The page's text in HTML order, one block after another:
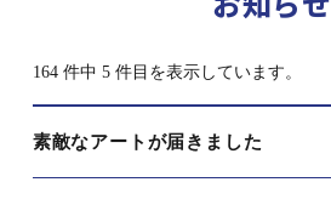
164 件中 5 件目を表示しています。
素敵なアートが届きました